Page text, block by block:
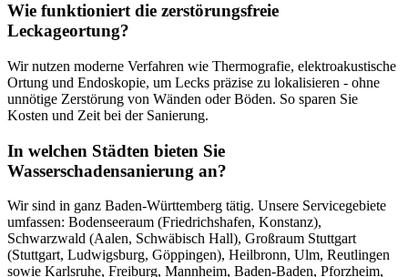
Wie funktioniert die zerstörungsfreie
Leckageortung?
Wir nutzen moderne Verfahren wie Thermografie, elektroakustische
Ortung und Endoskopie, um Lecks präzise zu lokalisieren - ohne
unnötige Zerstörung von Wänden oder Böden. So sparen Sie
Kosten und Zeit bei der Sanierung.
In welchen Städten bieten Sie
Wasserschadensanierung an?
Wir sind in ganz Baden-Württemberg tätig. Unsere Servicegebiete
umfassen: Bodenseeraum (Friedrichshafen, Konstanz),
Schwarzwald (Aalen, Schwäbisch Hall), Großraum Stuttgart
(Stuttgart, Ludwigsburg, Göppingen), Heilbronn, Ulm, Reutlingen
sowie Karlsruhe, Freiburg, Mannheim, Baden-Baden, Pforzheim,